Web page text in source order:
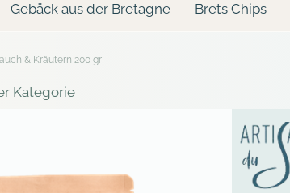
Gebäck aus der Bretagne Brets Chips
& Kräutern 200 gr
Kategorie